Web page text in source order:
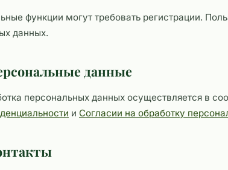
функции могут требовать регистрации.
данных.
данные
персональных данных осуществляется в
и Согласии на обработку